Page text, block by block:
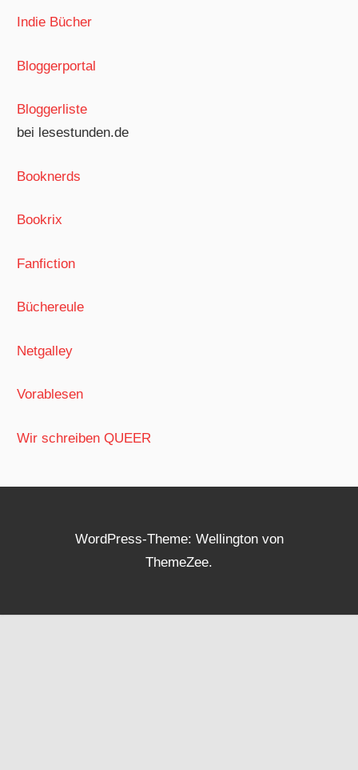
Indie Bücher
Bloggerportal
Bloggerliste
bei lesestunden.de
Booknerds
Bookrix
Fanfiction
Büchereule
Netgalley
Vorablesen
Wir schreiben QUEER
WordPress-Theme: Wellington von
ThemeZee.